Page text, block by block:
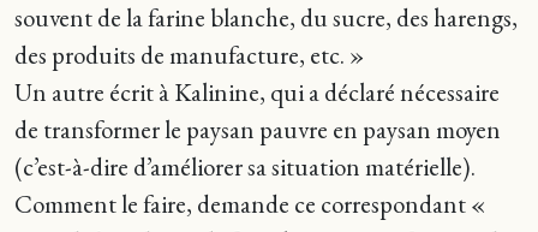
souvent de la farine blanche, du sucre, des harengs,
des produits de manufacture, etc. »
Un autre écrit à Kalinine, qui a déclaré nécessaire
de transformer le paysan pauvre en paysan moyen
(c’est-à-dire d’améliorer sa situation matérielle).
Comment le faire, demande ce correspondant «